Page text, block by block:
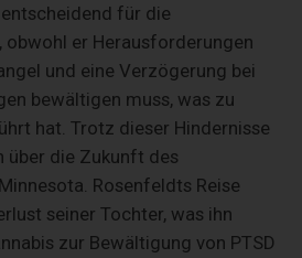
für die
er Herausforderungen
und eine Verzögerung bei
bewältigen muss, was zu
hat. Trotz dieser Hindernisse
über die Zukunft des
Rosenfeldts Reise
seiner Tochter, was ihn
zur Bewältigung von PTSD